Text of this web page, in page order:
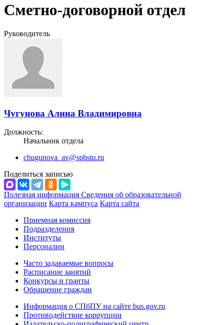
Сметно-договорной отдел
Руководитель
Чугунова Алина Владимировна
Должность:
Начальник отдела
chugunova_av@spbstu.ru
Поделиться записью
Полезная информация Сведения об образовательной
организации Карта кампуса Карта сайта
Приемная комиссия
Подразделения
Институты
Персоналии
Часто задаваемые вопросы
Расписание занятий
Конкурсы и гранты
Обращение граждан
Информация о СПбПУ на сайте bus.gov.ru
Противодействие коррупции